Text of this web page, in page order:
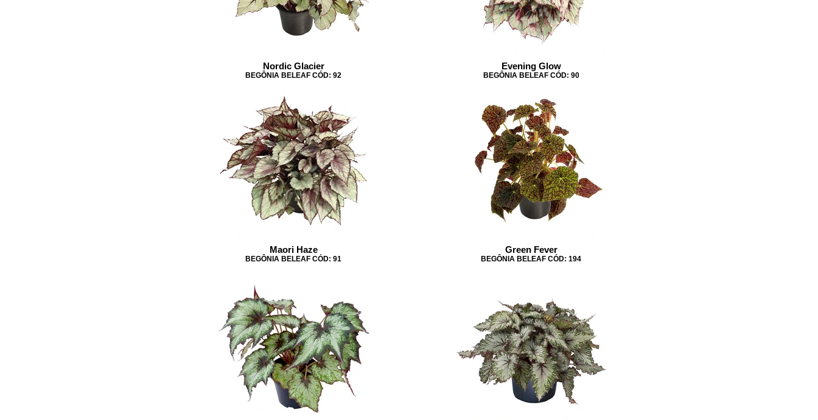
Nordic Glacier
BEGÔNIA BELEAF CÓD: 92
Evening Glow
BEGÔNIA BELEAF CÓD: 90
Maori Haze
BEGÔNIA BELEAF CÓD: 91
Green Fever
BEGÔNIA BELEAF CÓD: 194